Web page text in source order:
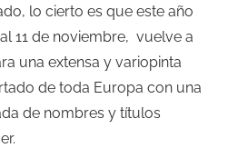
lo cierto es que este año
11 de noviembre, vuelve a
una extensa y variopinta
de toda Europa con una
de nombres y títulos